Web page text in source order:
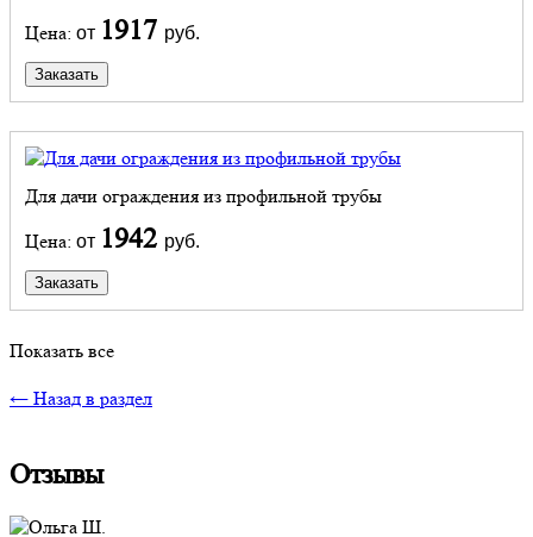
Цена: от 1917 руб.
Заказать
Для дачи ограждения из профильной трубы
Цена: от 1942 руб.
Заказать
Показать все
← Назад в раздел
Отзывы